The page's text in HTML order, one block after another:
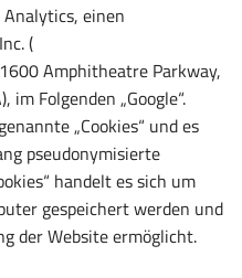
einen
(
Amphitheatre Parkway,
Folgenden „Google“.
„Cookies“ und es
pseudonymisierte
handelt es sich um
gespeichert werden und
der Website ermöglicht.